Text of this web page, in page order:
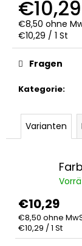
€10,29
€8,50 ohne
Verkaufspreis:
€10,29 / 1 St
Kategorie:
Fragen
Varianten
€10,29
€8,50 ohne
Verkaufspreis:
€10,29 / 1 St
e
n
SCHWARZE
5-
CAP
€18,56